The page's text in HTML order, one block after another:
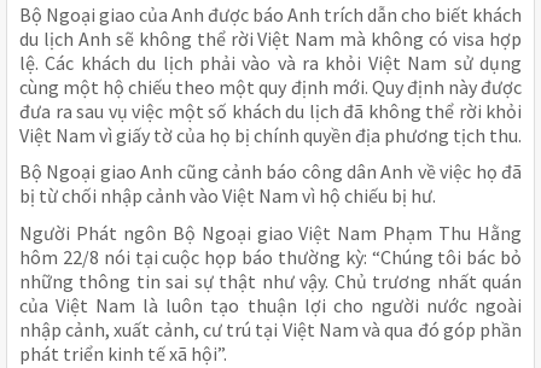
Bộ Ngoại giao của Anh được báo Anh trích dẫn cho biết khách
du lịch Anh sẽ không thể rời Việt Nam mà không có visa hợp
lệ. Các khách du lịch phải vào và ra khỏi Việt Nam sử dụng
cùng một hộ chiếu theo một quy định mới. Quy định này được
đưa ra sau vụ việc một số khách du lịch đã không thể rời khỏi
Việt Nam vì giấy tờ của họ bị chính quyền địa phương tịch thu.
Bộ Ngoại giao Anh cũng cảnh báo công dân Anh về việc họ đã
bị từ chối nhập cảnh vào Việt Nam vì hộ chiếu bị hư.
Người Phát ngôn Bộ Ngoại giao Việt Nam Phạm Thu Hằng
hôm 22/8 nói tại cuộc họp báo thường kỳ: “Chúng tôi bác bỏ
những thông tin sai sự thật như vậy. Chủ trương nhất quán
của Việt Nam là luôn tạo thuận lợi cho người nước ngoài
nhập cảnh, xuất cảnh, cư trú tại Việt Nam và qua đó góp phần
phát triển kinh tế xã hội”.